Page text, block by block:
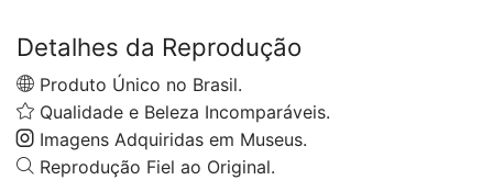
Detalhes da Reprodução
Produto Único no Brasil.
Qualidade e Beleza Incomparáveis.
Imagens Adquiridas em Museus.
Reprodução Fiel ao Original.